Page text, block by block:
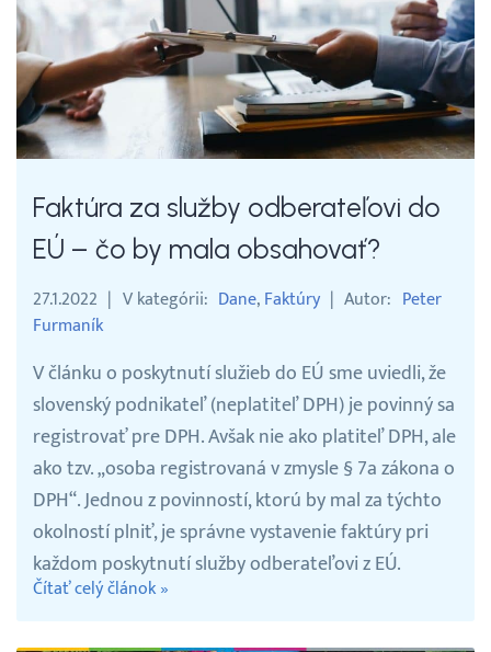
Blog
Vyhľadávanie
Slovenčina
Slovenčina
English
Prihlásenie
Faktúra za služby odberateľovi do
EÚ – čo by mala obsahovať?
27.1.2022 V kategórii Dane Faktúry Autor Peter
Furmaník
V článku o poskytnutí služieb do EÚ sme uviedli, že
slovenský podnikateľ (neplatiteľ DPH) je povinný sa
registrovať pre DPH. Avšak nie ako platiteľ DPH, ale
ako tzv. „osoba registrovaná v zmysle § 7a zákona o
DPH“. Jednou z povinností, ktorú by mal za týchto
okolností plniť, je správne vystavenie faktúry pri
každom poskytnutí služby odberateľovi z EÚ.
Čítať celý článok »